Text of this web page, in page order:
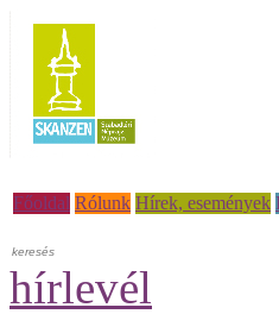
Főoldal Rólunk Hírek, események
hírlevél